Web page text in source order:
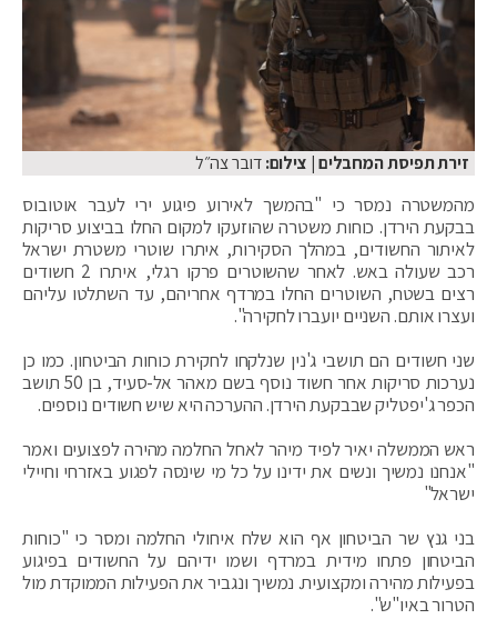
זירת תפיסת המחבלים| צילום:דובר צה״ל
מהמשטרה נמסר כי "בהמשך לאירוע פיגוע ירי לעבר אוטובוס
בבקעת הירדן. כוחות משטרה שהוזעקו למקום החלו בביצוע סריקות
לאיתור החשודים, במהלך הסקירות, איתרו שוטרי משטרת ישראל
רכב שעולה באש. לאחר שהשוטרים פרקו רגלי, איתרו 2 חשודים
רצים בשטח, השוטרים החלו במרדף אחריהם, עד השתלטו עליהם
ועצרו אותם. השניים יועברו לחקירה".
שני חשודים הם תושבי ג'נין שנלקחו לחקירת כוחות הביטחון. כמו כן
נערכות סריקות אחר חשוד נוסף בשם מאהר אל-סעיד, בן 50 תושב
הכפר ג'יפטליק שבבקעת הירדן. ההערכה היא שיש חשודים נוספים.
ראש הממשלה יאיר לפיד מיהר לאחל החלמה מהירה לפצועים ואמר
"אנחנו נמשיך ונשים את ידינו על כל מי שינסה לפגוע באזרחי וחיילי
ישראל"
בני גנץ שר הביטחון אף הוא שלח איחולי החלמה ומסר כי "כוחות
הביטחון פתחו מידית במרדף ושמו ידיהם על החשודים בפיגוע
בפעילות מהירה ומקצועית. נמשיך ונגביר את הפעילות הממוקדת מול
הטרור באיו"ש".